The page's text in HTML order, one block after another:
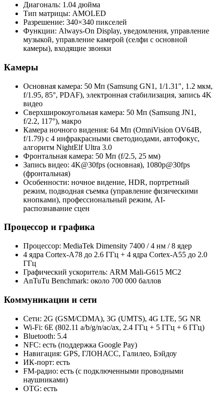
Диагональ: 1.04 дюйма
Тип матрицы: AMOLED
Разрешение: 340×340 пикселей
Функции: Always-On Display, уведомления, управление
музыкой, управление камерой (селфи с основной
камеры), входящие звонки
Камеры
Основная камера: 50 Мп (Samsung GN1, 1/1.31", 1.2 мкм,
f/1.95, 85°, PDAF), электронная стабилизация, запись 4K
видео
Сверхширокоугольная камера: 50 Мп (Samsung JN1,
f/2.2, 117°), макро
Камера ночного видения: 64 Мп (OmniVision OV64B,
f/1.79) с 4 инфракрасными светодиодами, автофокус,
алгоритм NightElf Ultra 3.0
Фронтальная камера: 50 Мп (f/2.5, 25 мм)
Запись видео: 4K@30fps (основная), 1080p@30fps
(фронтальная)
Особенности: ночное видение, HDR, портретный
режим, подводная съемка (управление физическими
кнопками), профессиональный режим, AI-
распознавание сцен
Процессор и графика
Процессор: MediaTek Dimensity 7400 / 4 нм / 8 ядер
4 ядра Cortex-A78 до 2.6 ГГц + 4 ядра Cortex-A55 до 2.0
ГГц
Графический ускоритель: ARM Mali-G615 MC2
AnTuTu Benchmark: около 700 000 баллов
Коммуникации и сети
Сети: 2G (GSM/CDMA), 3G (UMTS), 4G LTE, 5G NR
Wi‑Fi: 6E (802.11 a/b/g/n/ac/ax, 2.4 ГГц + 5 ГГц + 6 ГГц)
Bluetooth: 5.4
NFC: есть (поддержка Google Pay)
Навигация: GPS, ГЛОНАСС, Галилео, Бэйдоу
ИК‑порт: есть
FM‑радио: есть (с подключенными проводными
наушниками)
OTG: есть